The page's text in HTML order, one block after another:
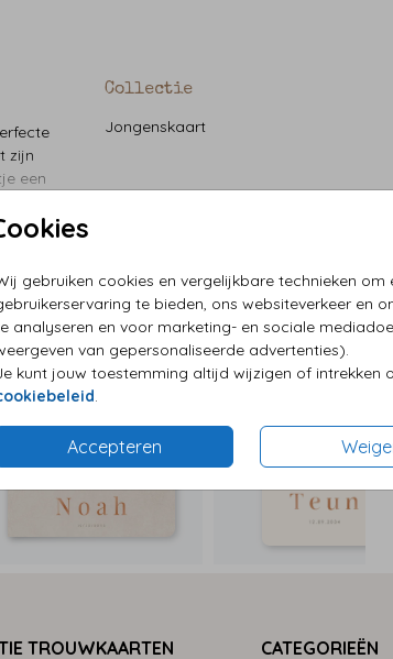
gebruiken cookies en vergelijkbare technieken om
te bieden, ons websiteverkeer en
analyseren en voor marketing- en sociale
van gepersonaliseerde advertenties).
kunt jouw toestemming altijd wijzigen of intrekken
.
Accepteren
zijn
een
Collectie
Jongenskaart
TROUWKAARTEN CATEGORIEËN